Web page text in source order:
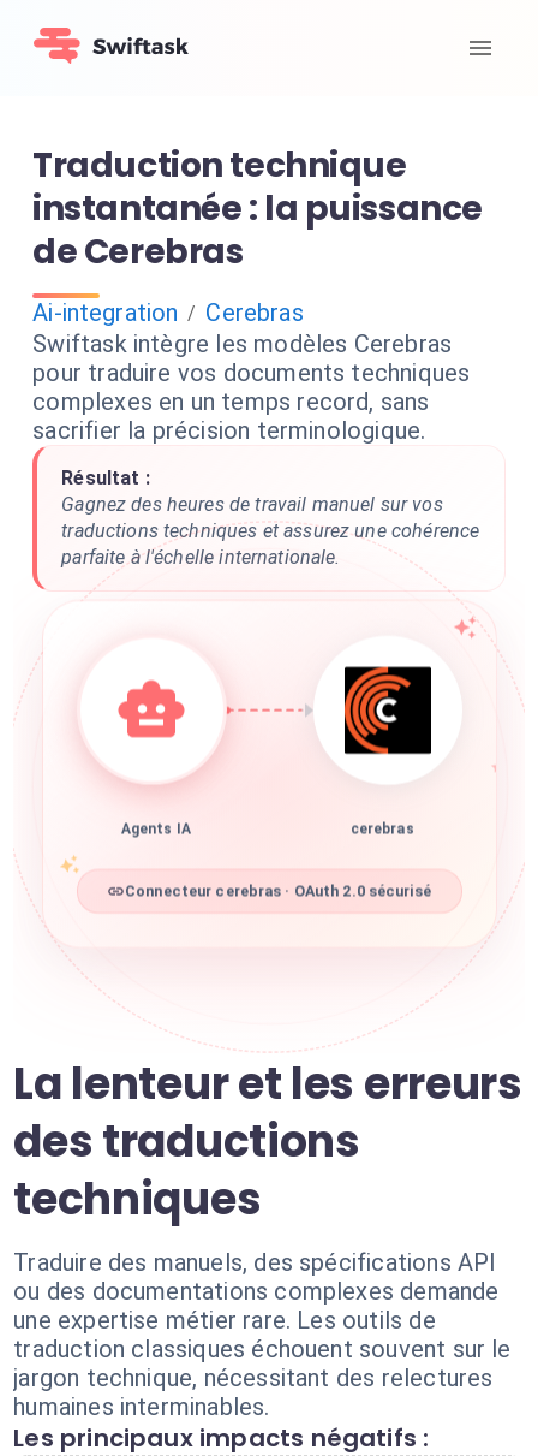
Traduction technique
instantanée : la puissance
de Cerebras
Ai-integration / Cerebras
Swiftask intègre les modèles Cerebras
pour traduire vos documents techniques
complexes en un temps record, sans
sacrifier la précision terminologique.
Résultat :
Gagnez des heures de travail manuel sur vos
traductions techniques et assurez une cohérence
parfaite à l'échelle internationale.
Agents IA cerebras
Connecteur cerebras · OAuth 2.0 sécurisé
La lenteur et les erreurs
des traductions
techniques
Traduire des manuels, des spécifications API
ou des documentations complexes demande
une expertise métier rare. Les outils de
traduction classiques échouent souvent sur le
jargon technique, nécessitant des relectures
humaines interminables.
Les principaux impacts négatifs :